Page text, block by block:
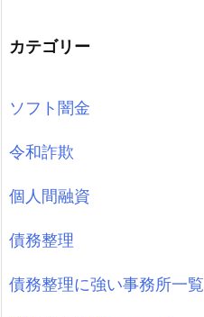
カテゴリー
ソフト闇金
令和詐欺
個人間融資
債務整理
債務整理に強い事務所一覧